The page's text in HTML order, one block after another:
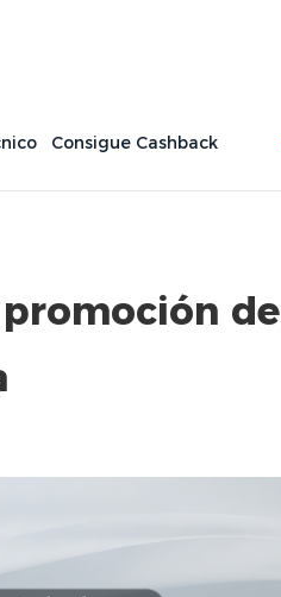
Consigue Cashback
de